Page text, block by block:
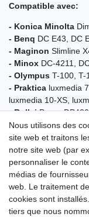
Compatible avec:
- Konica Minolta
- Benq DC E43, DC
- Maginon Slimline
- Minox DC-4211,
- Olympus T-100, T-
- Praktica luxmedia
luxmedia 10-XS,
- RolleiPrego
- TCMDigitalkamera
- TravelerDC-5080,
12
- Voigtländer Virtus
haute
!
cellules haute
parfaitement
Nous utilisons des
site web et traitons
notre site web (par
personnaliser le
médias de
web. Le traitement
cookies sont
tiers que nous